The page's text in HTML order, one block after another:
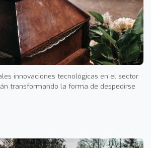
innovaciones tecnológicas en el sector
transformando la forma de despedirse